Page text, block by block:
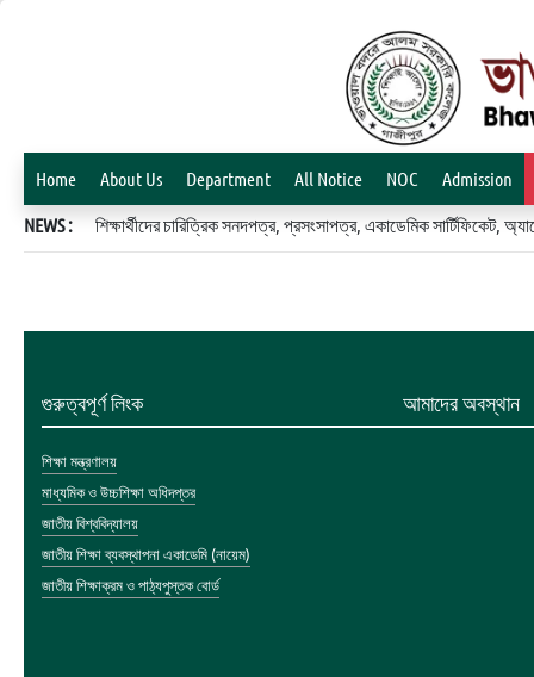
Home About Us Department All Notice NOC Admission
NEWS : শিক্ষার্থীদের চারিত্রিক সনদপত্র, প্রসংসাপত্র, একাডেমিক
গুরুত্বপূর্ণ লিংক
শিক্ষা মন্ত্রণালয়
মাধ্যমিক ও উচ্চশিক্ষা অধিদপ্তর
জাতীয় বিশ্ববিদ্যালয়
জাতীয় শিক্ষা ব্যবস্থাপনা একাডেমি (নায়েম)
জাতীয় শিক্ষাক্রম ও পাঠ্যপুস্তক বোর্ড
আমাদের অবস্থান